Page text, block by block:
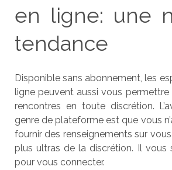
en ligne: une
tendance
Disponible sans abonnement, les
ligne peuvent aussi vous permettre
rencontres en toute discrétion.
genre de plateforme est que vous
fournir des renseignements sur
plus ultras de la discrétion. Il vous
pour vous connecter.